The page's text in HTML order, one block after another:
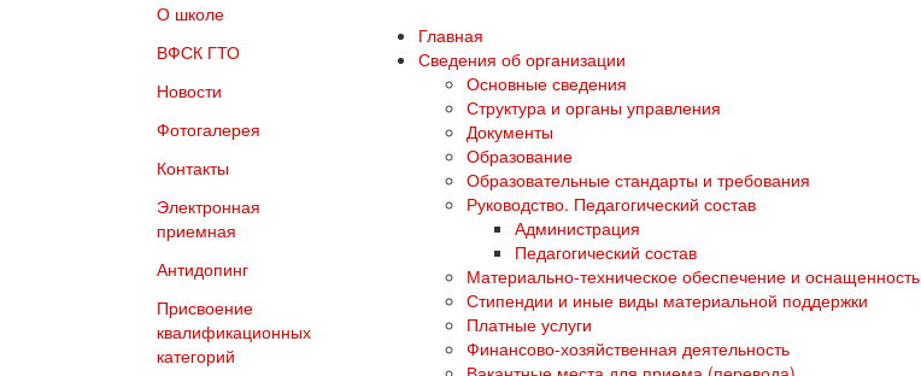
О школе
ВФСК ГТО
Новости
Фотогалерея
Контакты
Электронная
приемная
Антидопинг
Присвоение
квалификационных
категорий
Главная
Сведения об организации
Основные сведения
Структура и органы управления
Документы
Образование
Образовательные стандарты и требования
Руководство. Педагогический состав
Администрация
Педагогический состав
Материально-техническое обеспечение и оснащенность
Стипендии и иные виды материальной поддержки
Платные услуги
Финансово-хозяйственная деятельность